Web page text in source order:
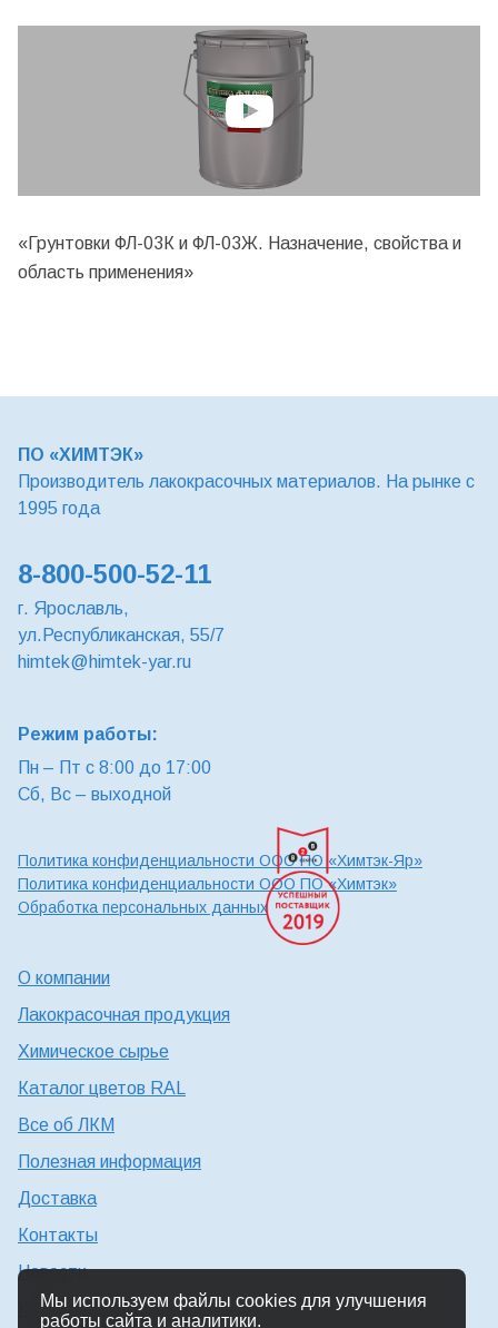
«Грунтовки ФЛ-03К и ФЛ-03Ж. Назначение, свойства и
область применения»
ПО «ХИМТЭК»
Производитель лакокрасочных материалов. На рынке с
1995 года
8-800-500-52-11
г. Ярославль,
ул.Республиканская, 55/7
himtek@himtek-yar.ru
Режим работы:
Пн – Пт с 8:00 до 17:00
Сб, Вс – выходной
Политика конфиденциальности ООО ПО «Химтэк-Яр»
Политика конфиденциальности ООО ПО «Химтэк»
Обработка персональных данных
О компании
Лакокрасочная продукция
Химическое сырье
Каталог цветов RAL
Все об ЛКМ
Полезная информация
Доставка
Контакты
Новости
Консультация технолога
Мы используем файлы cookies для улучшения
работы сайта и аналитики.